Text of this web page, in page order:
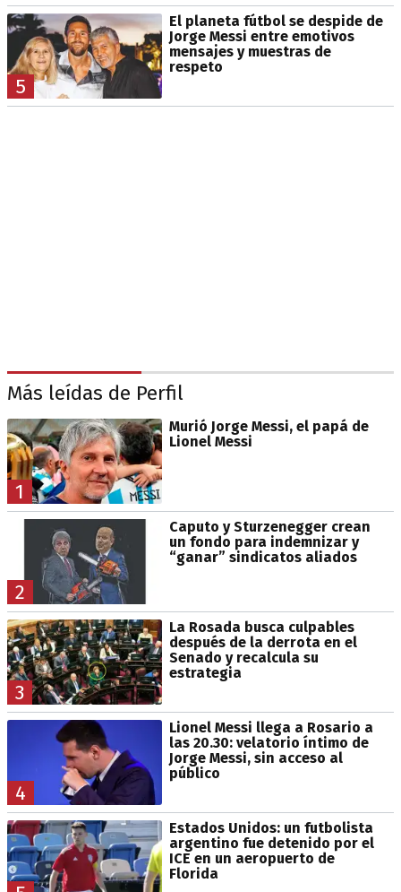
5
El planeta fútbol se despide de
Jorge Messi entre emotivos
mensajes y muestras de
respeto
Más leídas de Perfil
1
Murió Jorge Messi, el papá de
Lionel Messi
2
Caputo y Sturzenegger crean
un fondo para indemnizar y
“ganar” sindicatos aliados
3
La Rosada busca culpables
después de la derrota en el
Senado y recalcula su
estrategia
4
Lionel Messi llega a Rosario a
las 20.30: velatorio íntimo de
Jorge Messi, sin acceso al
público
Estados Unidos: un futbolista
argentino fue detenido por el
ICE en un aeropuerto de
Florida